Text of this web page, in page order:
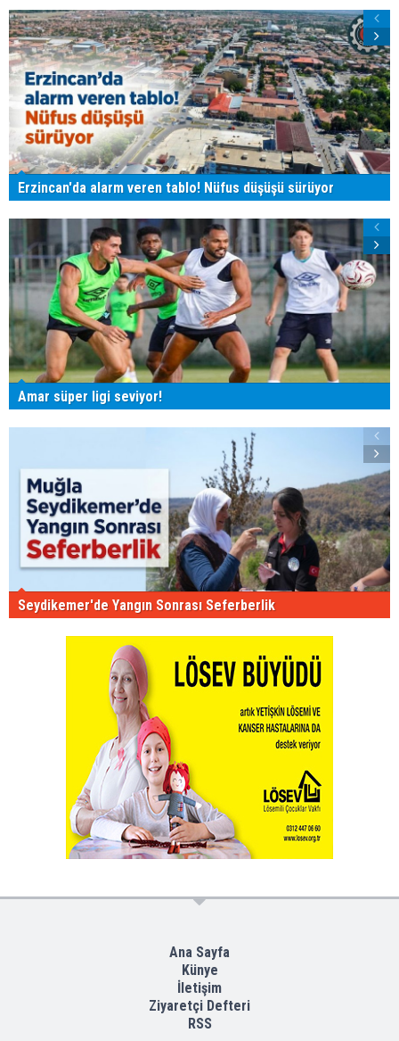
Erzincan'da alarm veren tablo! Nüfus düşüşü sürüyor
Amar süper ligi seviyor!
Seydikemer'de Yangın Sonrası Seferberlik
Ana Sayfa
Künye
İletişim
Ziyaretçi Defteri
RSS